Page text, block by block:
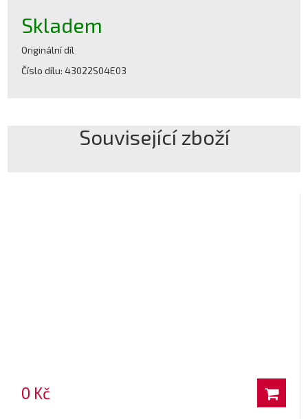
Skladem
Originální díl
Číslo dílu: 43022S04E03
Související zboží
0 Kč